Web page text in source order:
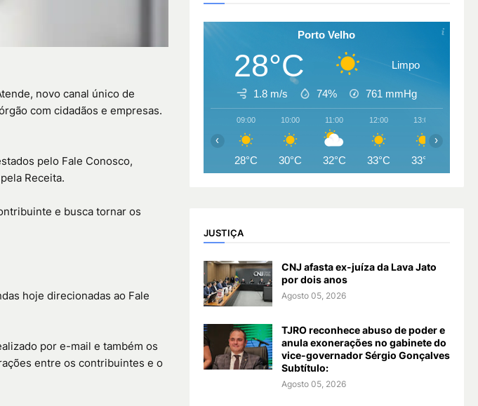
novo canal único de
com cidadãos e empresas.
pelo Fale Conosco,
Receita.
e busca tornar os
hoje direcionadas ao Fale
por e-mail e também os
entre os contribuintes e o
Porto Velho
28°C Limpo
1.8 m/s 74% 761 mmHg
09:00
28°C
10:00
30°C
11:00
32°C
12:00
33°C
13:00
33°C
‹ ›
JUSTIÇA
CNJ afasta ex-juíza da Lava Jato
por dois anos
Agosto 05, 2026
TJRO reconhece abuso de poder e
anula exonerações no gabinete do
vice-governador Sérgio Gonçalves
Subtítulo:
Agosto 05, 2026